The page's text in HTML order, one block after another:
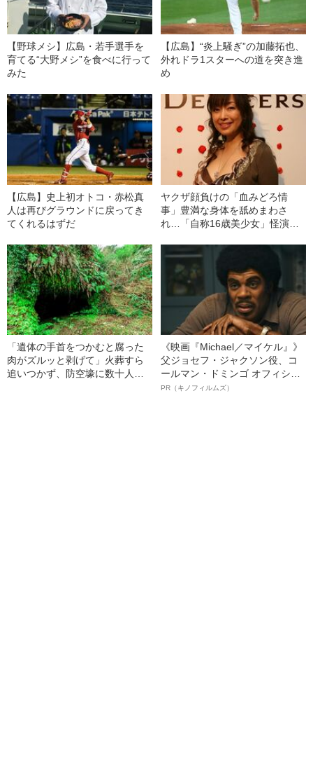
【野球メシ】広島・若手選手を
育てる“大野メシ”を食べに行って
みた
【広島】“炎上騒ぎ”の加藤拓也、
外れドラ1スターへの道を突き進
め
【広島】史上初オトコ・赤松真
人は再びグラウンドに戻ってき
てくれるはずだ
ヤクザ顔負けの「血みどろ情
事」豊満な身体を舐めまわさ
れ…「自称16歳美少女」怪演
「遺体の手首をつかむと腐った
肉がズルッと剥げて」火葬すら
追いつかず、防空壕に数十人
《映画『Michael／マイケル』》
父ジョセフ・ジャクソン役、コ
ールマン・ドミンゴ オフィシャ
ルインタビュー“観客を魅了した
PR（キノフィルムズ）